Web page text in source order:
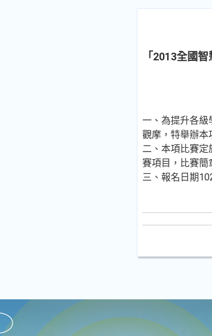
「2013全國
一、為提升各級
觀摩，特舉辦本
二、本項比賽
賽項目，比賽簡
三、報名日期